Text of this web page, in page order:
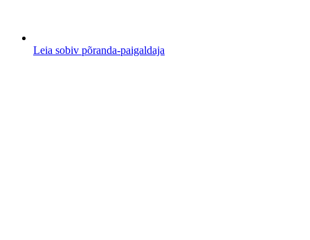
Leia sobiv põranda-paigaldaja